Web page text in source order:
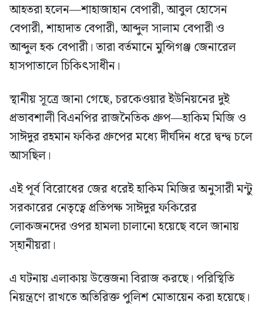
আহতরা হলেন—শাহাজাহান বেপারী, আবুল হোসেন
বেপারী, শাহাদাত বেপারী, আব্দুল সালাম বেপারী ও
আব্দুল হক বেপারী। তারা বর্তমানে মুন্সিগঞ্জ জেনারেল
হাসপাতালে চিকিৎসাধীন।
স্থানীয় সূত্রে জানা গেছে, চরকেওয়ার ইউনিয়নের দুই
প্রভাবশালী বিএনপির রাজনৈতিক গ্রুপ—হাকিম মিজি ও
সাঈদুর রহমান ফকির গ্রুপের মধ্যে দীর্ঘদিন ধরে দ্বন্দ্ব চলে
আসছিল।
এই পূর্ব বিরোধের জের ধরেই হাকিম মিজির অনুসারী মন্টু
সরকারের নেতৃত্বে প্রতিপক্ষ সাঈদুর ফকিরের
লোকজনদের ওপর হামলা চালানো হয়েছে বলে জানায়
স্হানীয়রা।
এ ঘটনায় এলাকায় উত্তেজনা বিরাজ করছে। পরিস্থিতি
নিয়ন্ত্রণে রাখতে অতিরিক্ত পুলিশ মোতায়েন করা হয়েছে।